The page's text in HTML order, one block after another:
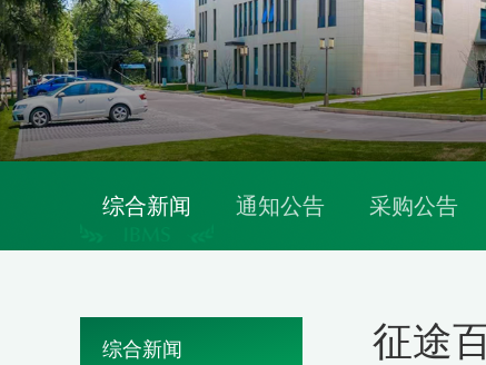
综合新闻 通知公告 采购公告
综合新闻
征途